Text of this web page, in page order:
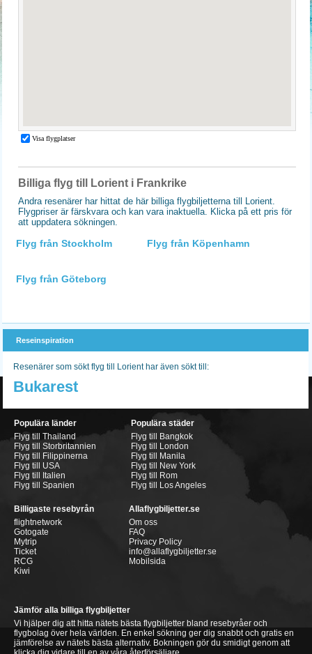
Billiga flyg till Lorient i Frankrike
Andra resenärer har hittat de här billiga flygbiljetterna till Lorient.
Flygpriser är färskvara och kan vara inaktuella. Klicka på ett pris för
att uppdatera sökningen.
Flyg från Stockholm Flyg från Köpenhamn
Flyg från Göteborg
Reseinspiration
Resenärer som sökt flyg till Lorient har även sökt till:
Bukarest
Populära länder
Flyg till Thailand
Flyg till Storbritannien
Flyg till Filippinerna
Flyg till USA
Flyg till Italien
Flyg till Spanien
Populära städer
Flyg till Bangkok
Flyg till London
Flyg till Manila
Flyg till New York
Flyg till Rom
Flyg till Los Angeles
Billigaste resebyrån
flightnetwork
Gotogate
Mytrip
Ticket
RCG
Kiwi
Allaflygbiljetter.se
Om oss
FAQ
Privacy Policy
info@allaflygbiljetter.se
Mobilsida
Jämför alla billiga flygbiljetter
Vi hjälper dig att hitta nätets bästa flygbiljetter bland resebyråer och
flygbolag över hela världen. En enkel sökning ger dig snabbt och gratis en
jämförelse av nätets bästa alternativ. Bokningen gör du smidigt genom att